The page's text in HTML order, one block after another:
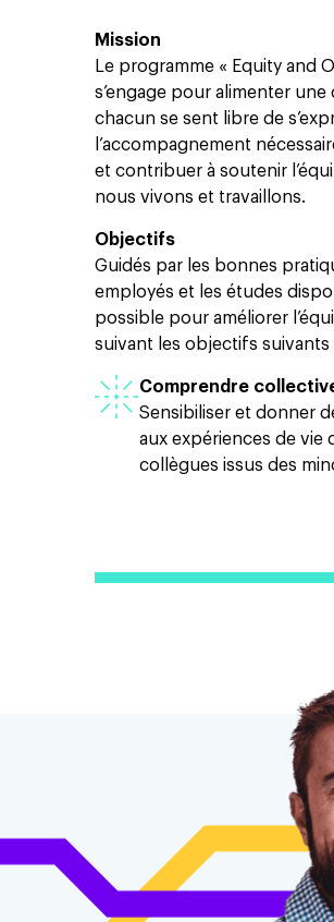
Mission
Le programme « Equity and
s’engage pour alimenter
chacun se sent libre de
l’accompagnement
et contribuer à soutenir
nous vivons et travaillons.
Objectifs
Guidés par les bonnes
employés et les études
possible pour améliorer
suivant les objectifs suivants
Comprendre
Sensibiliser et donner
aux expériences de vie
collègues issus des